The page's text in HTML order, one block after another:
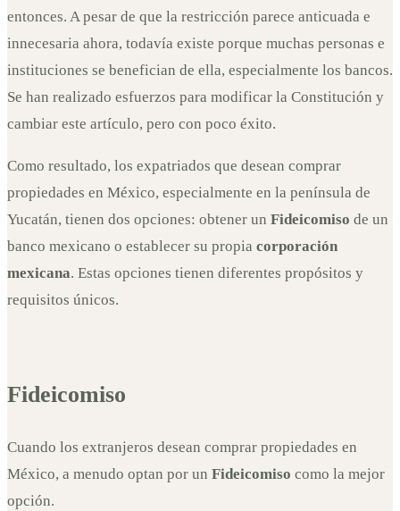
entonces. A pesar de que la restricción parece anticuada e
innecesaria ahora, todavía existe porque muchas personas e
instituciones se benefician de ella, especialmente los bancos.
Se han realizado esfuerzos para modificar la Constitución y
cambiar este artículo, pero con poco éxito.
Como resultado, los expatriados que desean comprar
propiedades en México, especialmente en la península de
Yucatán, tienen dos opciones: obtener un Fideicomiso de un
banco mexicano o establecer su propia corporación
mexicana. Estas opciones tienen diferentes propósitos y
requisitos únicos.
Fideicomiso
Cuando los extranjeros desean comprar propiedades en
México, a menudo optan por un Fideicomiso como la mejor
opción.